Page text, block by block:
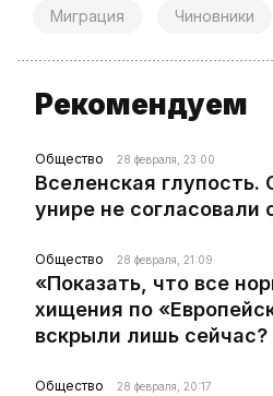
Миграция Чиновники
Рекомендуем
Общество 28 февраля, 23:00
Вселенская глупость.
унире не согласовали
Общество 28 февраля, 21:09
«Показать, что все
хищения по
вскрыли лишь сейчас?
Общество 28 февраля, 20:17